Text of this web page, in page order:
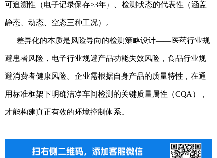
可追溯性（电子记录保存≥3年）、检测状态的代表性（涵盖
静态、动态、空态三种工况）。
差异化的本质是风险导向的检测策略设计——医药行业规
避患者风险，电子行业规避产品功能失效风险，食品行业规
避消费者健康风险。企业需根据自身产品的质量特性，在通
用标准框架下明确洁净车间检测的关键质量属性（CQA），
才能构建真正有效的环境控制体系。